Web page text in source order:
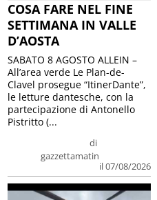
COSA FARE NEL FINE
SETTIMANA IN VALLE
D’AOSTA
di
gazzettamatin
il 07/08/2026
SABATO 8 AGOSTO ALLEIN –
All’area verde Le Plan-de-
Clavel prosegue “ItinerDante”,
le letture dantesche, con la
partecipazione di Antonello
Pistritto (...